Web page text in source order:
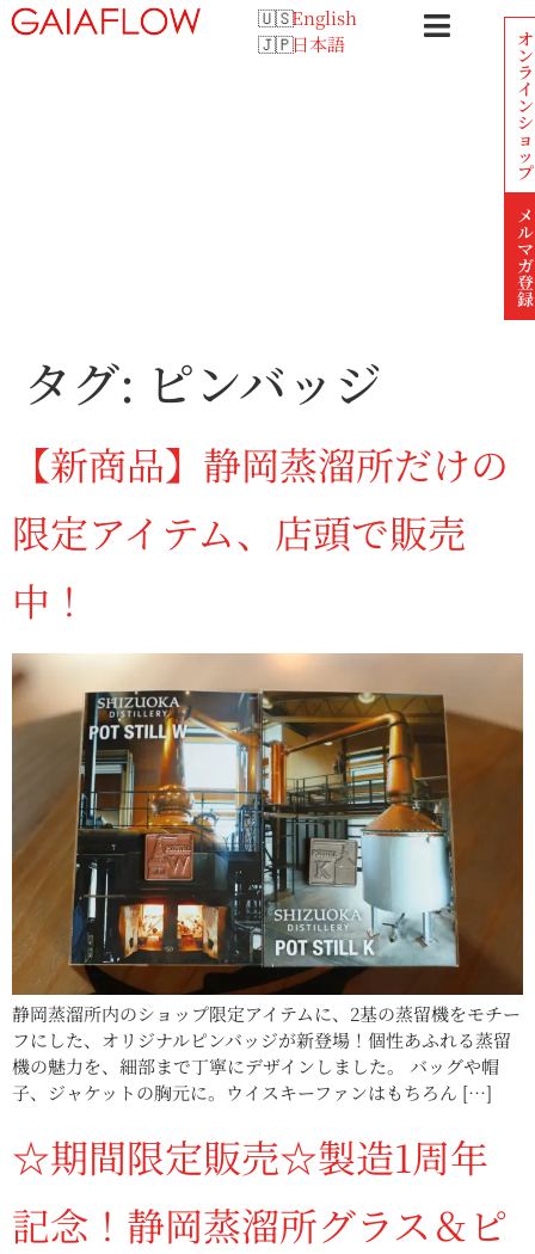
English
日本語
オ
ン
ラ
イ
ン
シ
ョ
ッ
プ
メ
ル
マ
ガ
登
録
タグ: ピンバッジ
【新商品】静岡蒸溜所だけの
限定アイテム、店頭で販売
中！
静岡蒸溜所内のショップ限定アイテムに、2基の蒸留機をモチー
フにした、オリジナルピンバッジが新登場！個性あふれる蒸留
機の魅力を、細部まで丁寧にデザインしました。 バッグや帽
子、ジャケットの胸元に。ウイスキーファンはもちろん […]
☆期間限定販売☆製造1周年
記念！静岡蒸溜所グラス＆ピ